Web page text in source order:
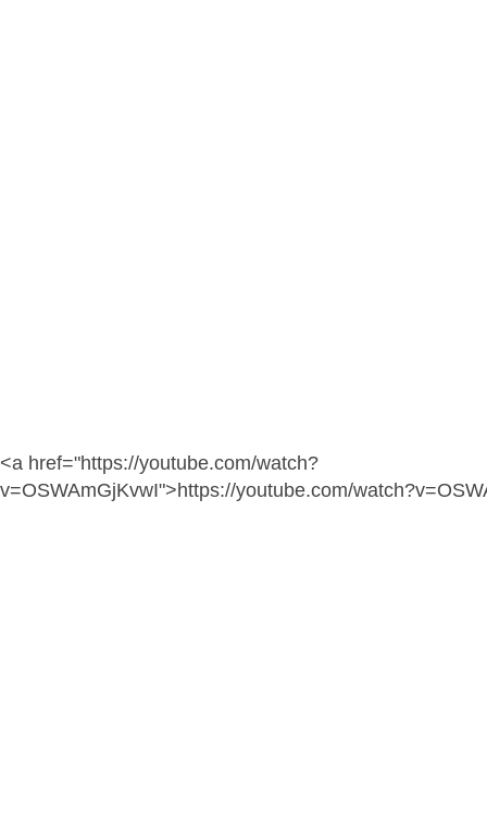
<a href="https://youtube.com/watch?
v=OSWAmGjKvwI">https://youtube.com/